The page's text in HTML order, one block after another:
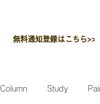
無料通知登録はこちら>>
Column Study